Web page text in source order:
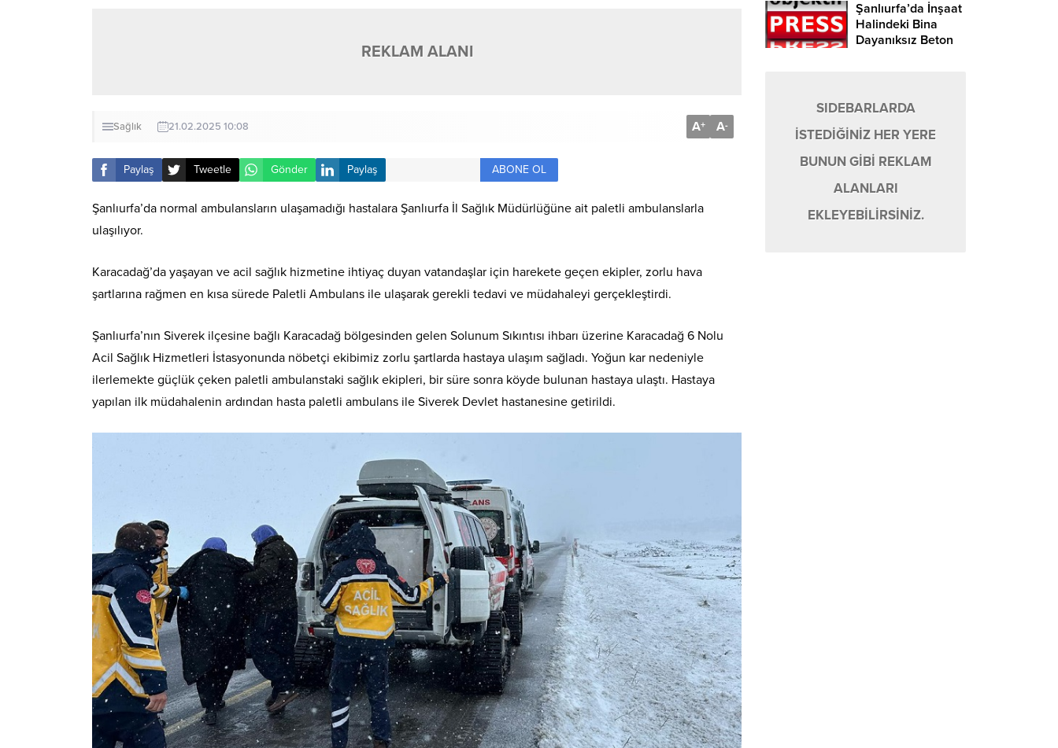
REKLAM ALANI
Sağlık 21.02.2025 10:08 A+ A-
Paylaş Tweetle Gönder Paylaş ABONE OL
Şanlıurfa’da normal ambulansların ulaşamadığı hastalara Şanlıurfa İl Sağlık Müdürlüğüne ait paletli ambulanslarla
ulaşılıyor.
Karacadağ’da yaşayan ve acil sağlık hizmetine ihtiyaç duyan vatandaşlar için harekete geçen ekipler, zorlu hava
şartlarına rağmen en kısa sürede Paletli Ambulans ile ulaşarak gerekli tedavi ve müdahaleyi gerçekleştirdi.
Şanlıurfa’nın Siverek ilçesine bağlı Karacadağ bölgesinden gelen Solunum Sıkıntısı ihbarı üzerine Karacadağ 6 Nolu
Acil Sağlık Hizmetleri İstasyonunda nöbetçi ekibimiz zorlu şartlarda hastaya ulaşım sağladı. Yoğun kar nedeniyle
ilerlemekte güçlük çeken paletli ambulanstaki sağlık ekipleri, bir süre sonra köyde bulunan hastaya ulaştı. Hastaya
yapılan ilk müdahalenin ardından hasta paletli ambulans ile Siverek Devlet hastanesine getirildi.
Şanlıurfa’da İnşaat
Halindeki Bina
Dayanıksız Beton
SIDEBARLARDA
İSTEDİĞİNİZ HER YERE
BUNUN GİBİ REKLAM
ALANLARI
EKLEYEBİLİRSİNİZ.